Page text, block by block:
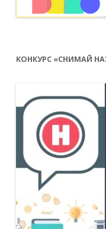
КОНКУРС «СНИМАЙ